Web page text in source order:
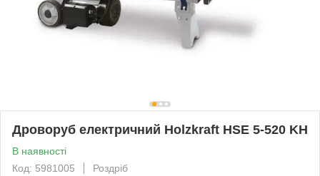
Дроворуб електричний Holzkraft HSE 5-520 KH
В наявності
Код: 5981005
Роздріб